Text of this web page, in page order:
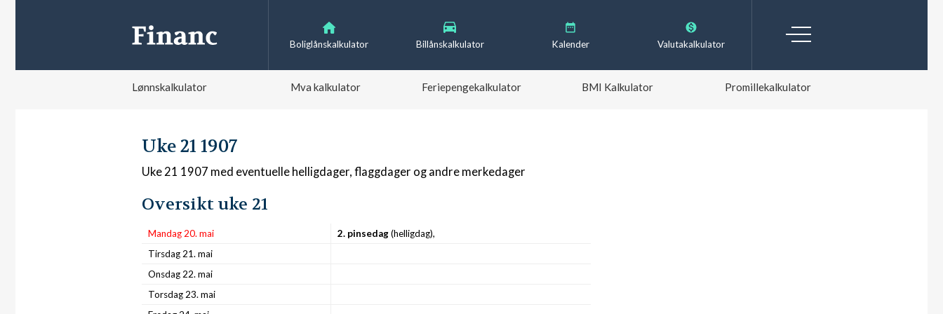
Boliglånskalkulator Billånskalkulator Kalender Valutakalkulator
Lønnskalkulator Mva kalkulator Feriepengekalkulator BMI Kalkulator Promillekalkulator
Uke 21 1907
Uke 21 1907 med eventuelle helligdager, flaggdager og andre merkedager
Oversikt uke 21
Mandag 20. mai 2. pinsedag(helligdag),
Tirsdag 21. mai
Onsdag 22. mai
Torsdag 23. mai